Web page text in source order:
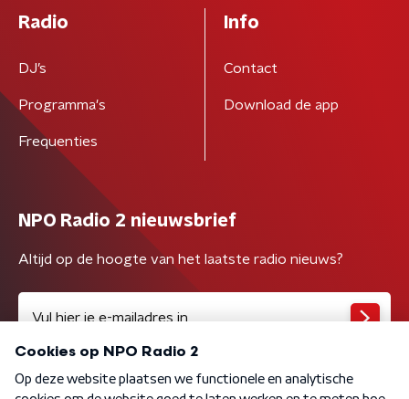
Radio
DJ’s
Programma's
Frequenties
Info
Contact
Download de app
NPO Radio 2 nieuwsbrief
Altijd op de hoogte van het laatste radio nieuws?